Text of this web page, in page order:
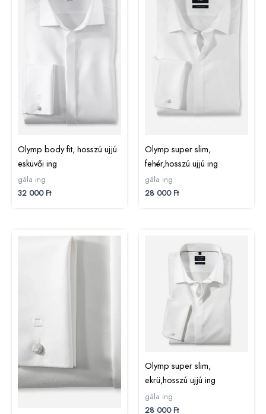
Olymp body fit, hosszú ujjú
esküvői ing
gála ing
32 000Ft
Olymp super slim,
fehér,hosszú ujjú ing
gála ing
28 000Ft
Olymp super slim,
ekrü,hosszú ujjú ing
gála ing
28 000Ft